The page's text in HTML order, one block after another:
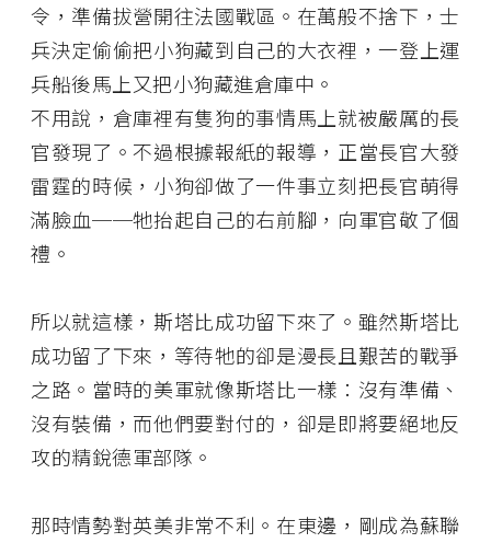
令，準備拔營開往法國戰區。在萬般不捨下，士
兵決定偷偷把小狗藏到自己的大衣裡，一登上運
兵船後馬上又把小狗藏進倉庫中。
不用說，倉庫裡有隻狗的事情馬上就被嚴厲的長
官發現了。不過根據報紙的報導，正當長官大發
雷霆的時候，小狗卻做了一件事立刻把長官萌得
滿臉血──牠抬起自己的右前腳，向軍官敬了個
禮。
所以就這樣，斯塔比成功留下來了。雖然斯塔比
成功留了下來，等待牠的卻是漫長且艱苦的戰爭
之路。當時的美軍就像斯塔比一樣：沒有準備、
沒有裝備，而他們要對付的，卻是即將要絕地反
攻的精銳德軍部隊。
那時情勢對英美非常不利。在東邊，剛成為蘇聯